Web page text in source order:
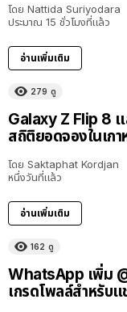
โดย Nattida Suriyodara
ประมาณ 15 ชั่วโมงที่แล้ว
อ่านเพิ่มเติม
279 ดู
Galaxy Z Flip 8
สถิติยอดจองในเกา
โดย Saktaphat Kordjan
หนึ่งวันที่แล้ว
อ่านเพิ่มเติม
162 ดู
WhatsApp เพิ่ม
เกรดโพลล์สำหรับ